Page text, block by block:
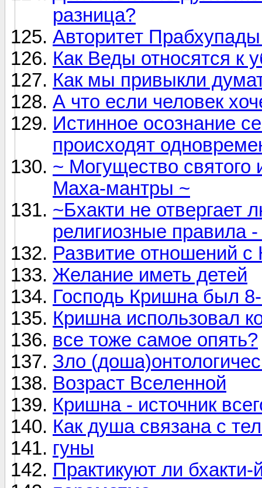
разница?
Авторитет
Как Веды относятся к
Как мы привыкли
А что если человек
Истинное осознание
происходят
~ Могущество
Маха-мантры ~
~Бхакти не
религиозные правила
Развитие отношений
Желание иметь детей
Господь Кришна был
Кришна использовал
все тоже самое опять?
Зло
Возраст Вселенной
Кришна - источник
Как душа связана с
гуны
Практикуют ли